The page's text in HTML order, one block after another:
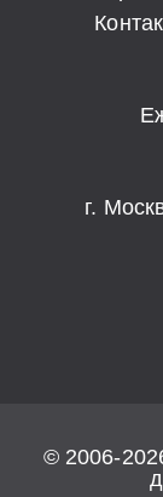
г.
© 2006-